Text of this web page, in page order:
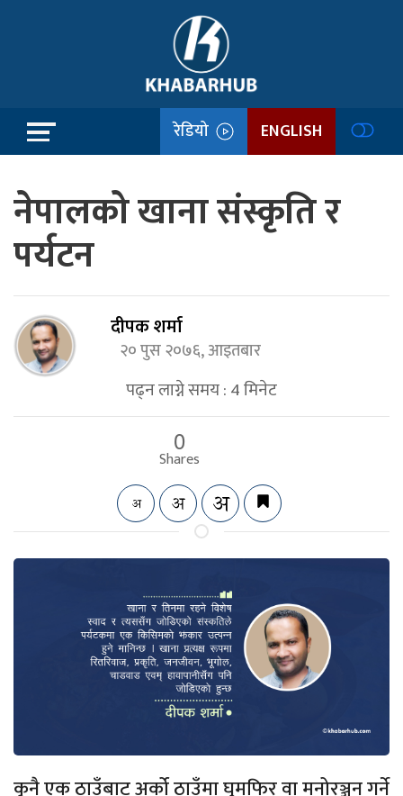
रेडियो ENGLISH
नेपालको खाना संस्कृति र
पर्यटन
दीपक शर्मा
२० पुस २०७६, आइतबार
पढ्न लाग्ने समय :4मिनेट
0
Shares